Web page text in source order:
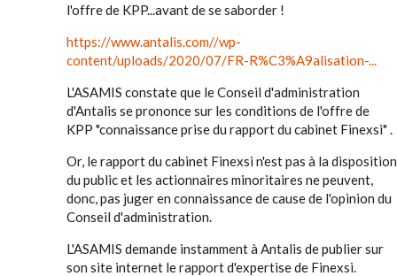
l'offre de KPP...avant de se saborder !
https://www.antalis.com//wp-
content/uploads/2020/07/FR-R%C3%A9alisation-...
L'ASAMIS constate que le Conseil d'administration
d'Antalis se prononce sur les conditions de l'offre de
KPP "connaissance prise du rapport du cabinet Finexsi" .
Or, le rapport du cabinet Finexsi n'est pas à la disposition
du public et les actionnaires minoritaires ne peuvent,
donc, pas juger en connaissance de cause de l'opinion du
Conseil d'administration.
L'ASAMIS demande instamment à Antalis de publier sur
son site internet le rapport d'expertise de Finexsi.